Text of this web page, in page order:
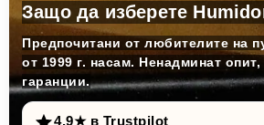
Защо да изберете
Предпочитани от любителите на
от 1999 г. насам. Ненадминат
гаранции.
4.9★ в Trustpilot